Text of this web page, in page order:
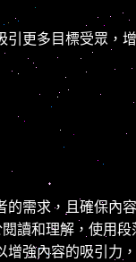
更多目標受眾，
需求，且確保內
讀和理解，使用
強內容的吸引力